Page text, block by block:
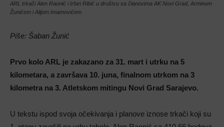
ARL trkači Alen Raonić i Irfan Ribić u društvu sa članovima AK Novi Grad, Arminom
Žunićem i Alijom Imamovićem
Piše: Šaban Žunić
Prvo kolo ARL je zakazano za 31. mart i utrku na 5
kilometara, a završava 10. juna, finalnom utrkom na 3
kilometra na 3. Atletskom mitingu Novi Grad Sarajevo.
U tekstu ispod svoja očekivanja i planove iznose trkači koji su